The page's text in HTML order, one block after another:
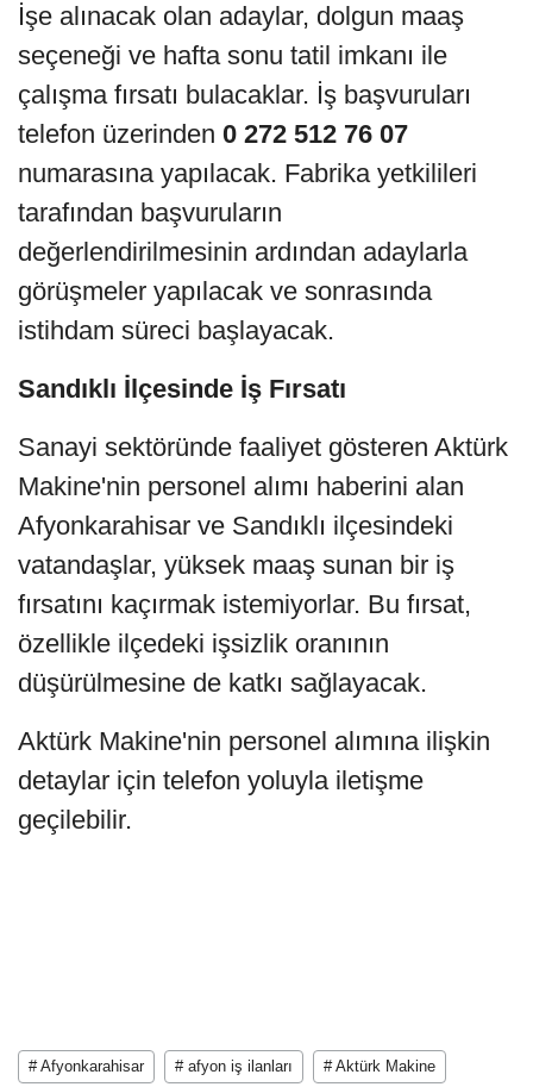
İşe alınacak olan adaylar, dolgun maaş
seçeneği ve hafta sonu tatil imkanı ile
çalışma fırsatı bulacaklar. İş başvuruları
telefon üzerinden 0 272 512 76 07
numarasına yapılacak. Fabrika yetkilileri
tarafından başvuruların
değerlendirilmesinin ardından adaylarla
görüşmeler yapılacak ve sonrasında
istihdam süreci başlayacak.
Sandıklı İlçesinde İş Fırsatı
Sanayi sektöründe faaliyet gösteren Aktürk
Makine'nin personel alımı haberini alan
Afyonkarahisar ve Sandıklı ilçesindeki
vatandaşlar, yüksek maaş sunan bir iş
fırsatını kaçırmak istemiyorlar. Bu fırsat,
özellikle ilçedeki işsizlik oranının
düşürülmesine de katkı sağlayacak.
Aktürk Makine'nin personel alımına ilişkin
detaylar için telefon yoluyla iletişme
geçilebilir.
# Afyonkarahisar # afyon iş ilanları # Aktürk Makine